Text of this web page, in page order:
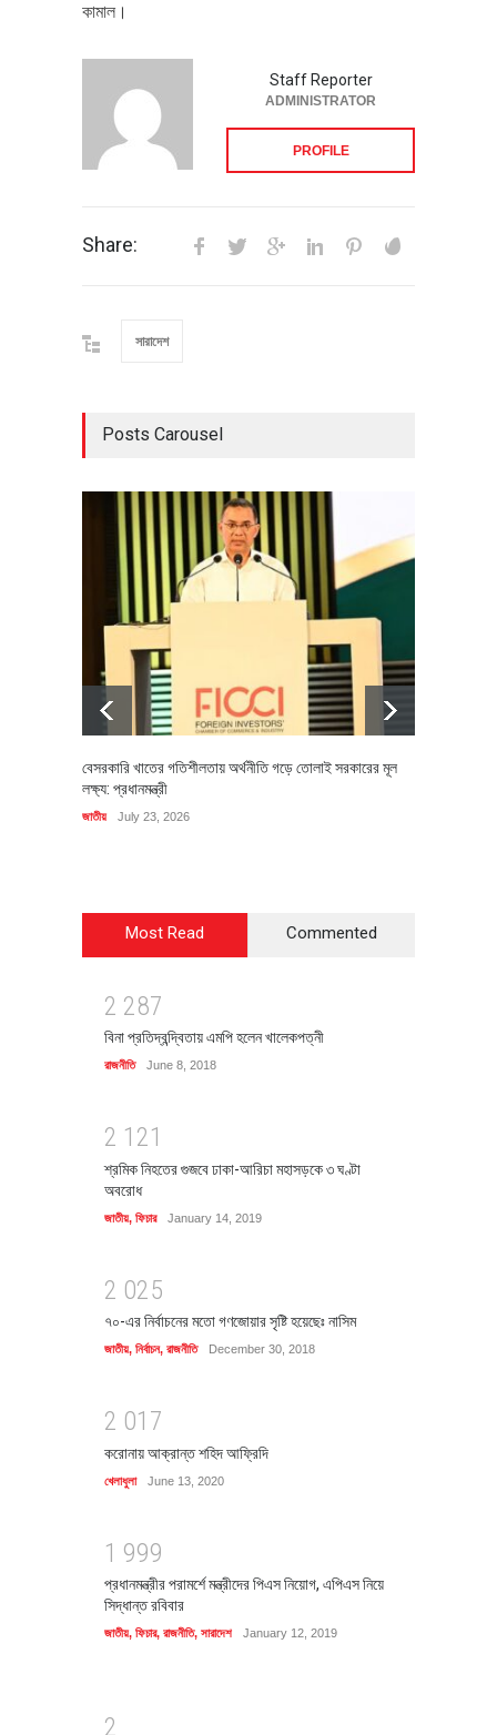
কামাল।
Staff Reporter
ADMINISTRATOR
PROFILE
Share:
সারাদেশ
Posts Carousel
বেসরকারি খাতের গতিশীলতায় অর্থনীতি গড়ে তোলাই সরকারের মূল
লক্ষ্য: প্রধানমন্ত্রী
জাতীয় July 23, 2026
Most Read Commented
2 287
বিনা প্রতিদ্বন্দ্বিতায় এমপি হলেন খালেকপত্নী
রাজনীতি June 8, 2018
2 1 21
শ্রমিক নিহতের গুজবে ঢাকা-আরিচা মহাসড়কে ৩ ঘণ্টা
অবরোধ
জাতীয়, ফিচার January 14, 2019
2 025
৭০-এর নির্বাচনের মতো গণজোয়ার সৃষ্টি হয়েছেঃ নাসিম
জাতীয়, নির্বাচন, রাজনীতি December 30, 2018
2 01 7
করোনায় আক্রান্ত শহিদ আফ্রিদি
খেলাধুলা June 13, 2020
1 999
প্রধানমন্ত্রীর পরামর্শে মন্ত্রীদের পিএস নিয়োগ, এপিএস নিয়ে
সিদ্ধান্ত রবিবার
জাতীয়, ফিচার, রাজনীতি, সারাদেশ January 12, 2019
2